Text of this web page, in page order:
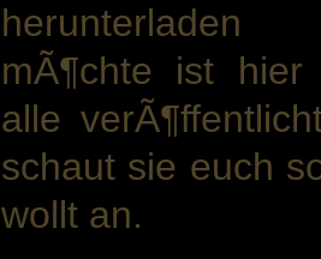
herunterladen
mÃ¶chte ist hier
alle
schaut sie euch
wollt an.